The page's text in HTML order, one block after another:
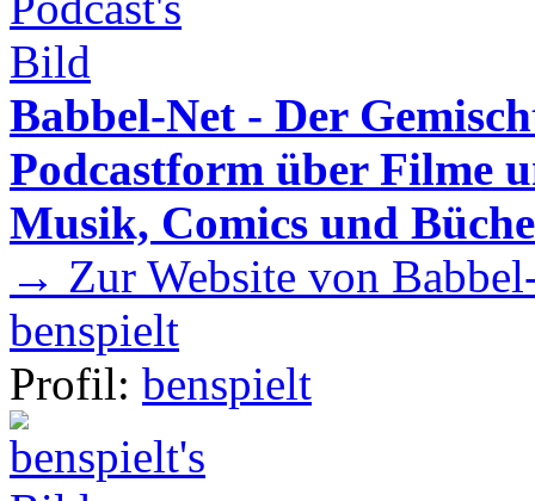
Babbel-Net - Der
Podcastform über Filme
Musik, Comics und
→ Zur Website von
benspielt
Profil: benspielt